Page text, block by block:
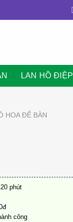
LAN HỒ ĐIỆP
HOA ĐỂ BÀN
phút
công